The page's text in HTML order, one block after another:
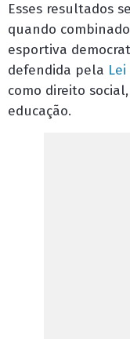
Esses resultados
quando
esportiva
defendida pela
como direito
educação.